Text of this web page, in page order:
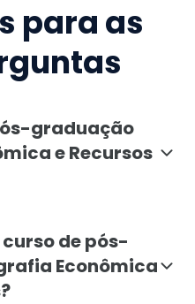
para as
graduação
e Recursos
de pós-
Econômica